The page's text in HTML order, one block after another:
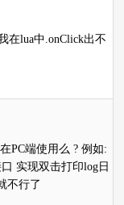
在lua中.onClick出不
PC端使用么 ? 例如:
实现双击打印log日
不行了